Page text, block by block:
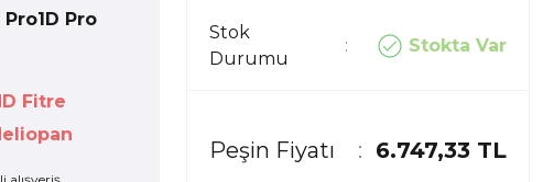
Pro
Fitre
Stok
Durumu
Stokta Var
Peşin Fiyatı 6.747,33 TL